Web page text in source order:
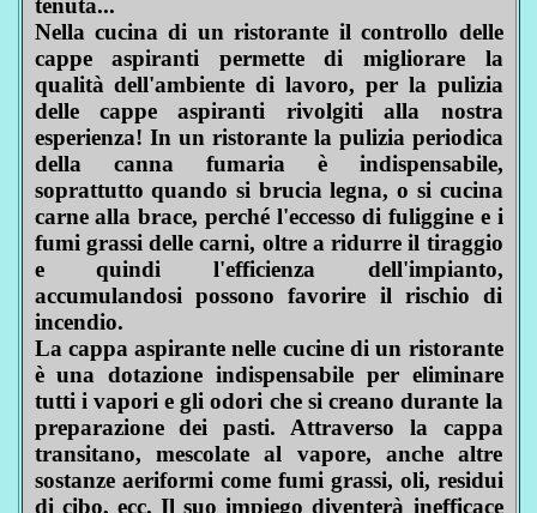
Nella cucina di un ristorante il controllo delle
cappe aspiranti permette di migliorare la
qualità dell'ambiente di lavoro, per la pulizia
delle cappe aspiranti rivolgiti alla nostra
esperienza! In un ristorante la pulizia periodica
della canna fumaria è indispensabile,
soprattutto quando si brucia legna, o si cucina
carne alla brace, perché l'eccesso di fuliggine e i
fumi grassi delle carni, oltre a ridurre il tiraggio
e quindi l'efficienza dell'impianto,
accumulandosi possono favorire il rischio di
incendio.
La cappa aspirante nelle cucine di un ristorante
è una dotazione indispensabile per eliminare
tutti i vapori e gli odori che si creano durante la
preparazione dei pasti. Attraverso la cappa
transitano, mescolate al vapore, anche altre
sostanze aeriformi come fumi grassi, oli, residui
di cibo, ecc. Il suo impiego diventerà inefficace